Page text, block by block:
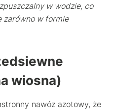
w wodzie, co
zarówno w formie
wiosna)
nawóz azotowy, że